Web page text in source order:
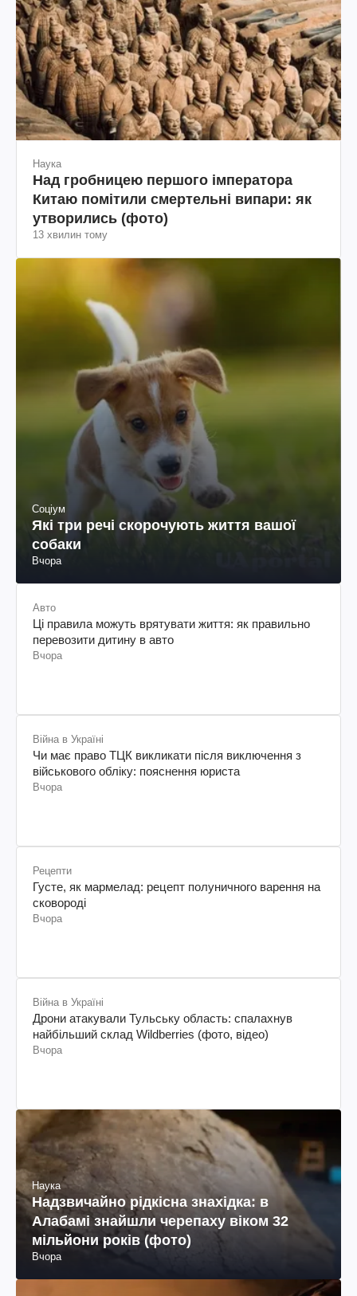
Наука
Над гробницею першого імператора
Китаю помітили смертельні випари: як
утворились (фото)
13 хвилин тому
Соціум
Які три речі скорочують життя вашої
собаки
Вчора
Авто
Ці правила можуть врятувати життя: як правильно
перевозити дитину в авто
Вчора
Війна в Україні
Чи має право ТЦК викликати після виключення з
військового обліку: пояснення юриста
Вчора
Рецепти
Густе, як мармелад: рецепт полуничного варення на
сковороді
Вчора
Війна в Україні
Дрони атакували Тульську область: спалахнув
найбільший склад Wildberries (фото, відео)
Вчора
Наука
Надзвичайно рідкісна знахідка: в
Алабамі знайшли черепаху віком 32
мільйони років (фото)
Вчора